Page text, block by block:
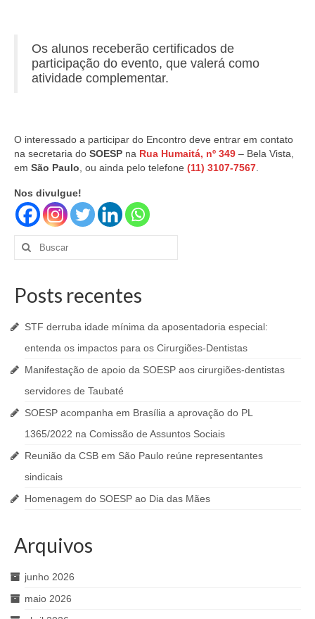
Os alunos receberão certificados de
participação do evento, que valerá como
atividade complementar.
O interessado a participar do Encontro deve entrar em contato
na secretaria do SOESP na Rua Humaitá, nº 349 – Bela Vista,
em São Paulo , ou ainda pelo telefone (11) 3107-7567
Nos divulgue!
Buscar
por:
Posts recentes
STF derruba idade mínima da aposentadoria especial:
entenda os impactos para os Cirurgiões-Dentistas
Manifestação de apoio da SOESP aos cirurgiões-dentistas
servidores de Taubaté
SOESP acompanha em Brasília a aprovação do PL
1365/2022 na Comissão de Assuntos Sociais
Reunião da CSB em São Paulo reúne representantes
sindicais
Homenagem do SOESP ao Dia das Mães
Arquivos
junho 2026
maio 2026